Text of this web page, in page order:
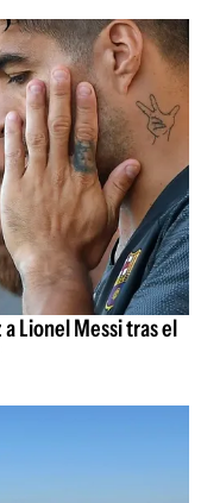
Lionel Messi tras el